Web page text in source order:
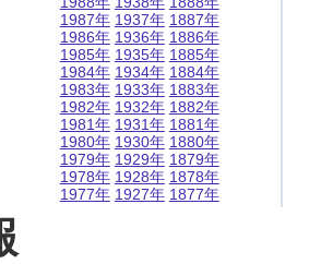
1987年
1986年
1985年
1984年
1983年
1982年
1981年
1980年
1979年
1978年
1977年
1937年
1936年
1935年
1934年
1933年
1932年
1931年
1930年
1929年
1928年
1927年
1887年
1886年
1885年
1884年
1883年
1882年
1881年
1880年
1879年
1878年
1877年